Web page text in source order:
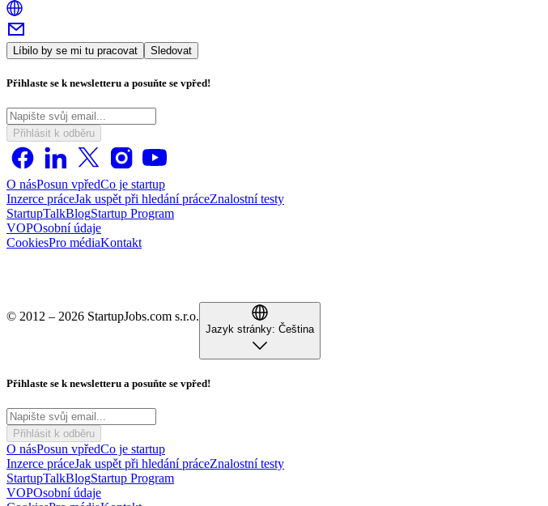
Líbilo by se mi tu pracovat Sledovat
Přihlaste se k newsletteru a posuňte se vpřed!
Přihlásit k odběru
O násPosun vpředCo je startup
Inzerce práceJak uspět při hledání práceZnalostní testy
StartupTalkBlogStartup Program
VOPOsobní údaje
CookiesPro médiaKontakt
© 2012 – 2026 StartupJobs.com s.r.o.
Jazyk stránky: Čeština
Přihlaste se k newsletteru a posuňte se vpřed!
Přihlásit k odběru
O násPosun vpředCo je startup
Inzerce práceJak uspět při hledání práceZnalostní testy
StartupTalkBlogStartup Program
VOPOsobní údaje